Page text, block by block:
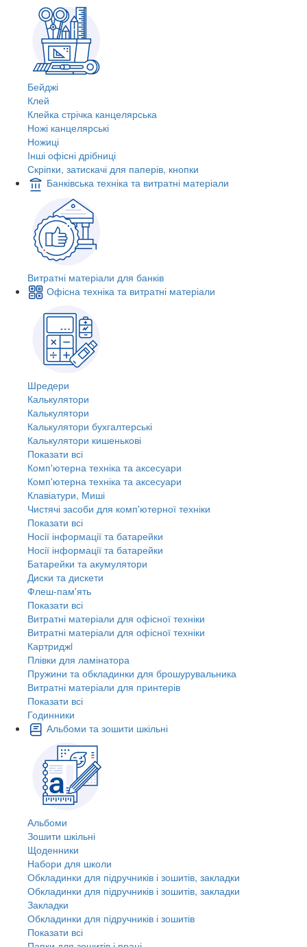
Бейджі
Клей
Клейка стрічка канцелярська
Ножі канцелярські
Ножиці
Інші офісні дрібниці
Скріпки, затискачі для паперів, кнопки
Банківська техніка та витратні матеріали
Витратні матеріали для банків
Офісна техніка та витратні матеріали
Шредери
Калькулятори
Калькулятори
Калькулятори бухгалтерські
Калькулятори кишенькові
Показати всі
Комп'ютерна техніка та аксесуари
Комп'ютерна техніка та аксесуари
Клавіатури, Миші
Чистячі засоби для комп'ютерної техніки
Показати всі
Носії інформації та батарейки
Носії інформації та батарейки
Батарейки та акумулятори
Диски та дискети
Флеш-пам'ять
Показати всі
Витратні матеріали для офісної техніки
Витратні матеріали для офісної техніки
Картриджi
Плівки для ламінатора
Пружини та обкладинки для брошурувальника
Витратні матеріали для принтерів
Показати всі
Годинники
Альбоми та зошити шкільні
Альбоми
Зошити шкільні
Щоденники
Набори для школи
Обкладинки для підручників і зошитів, закладки
Обкладинки для підручників і зошитів, закладки
Закладки
Обкладинки для підручників і зошитів
Показати всі